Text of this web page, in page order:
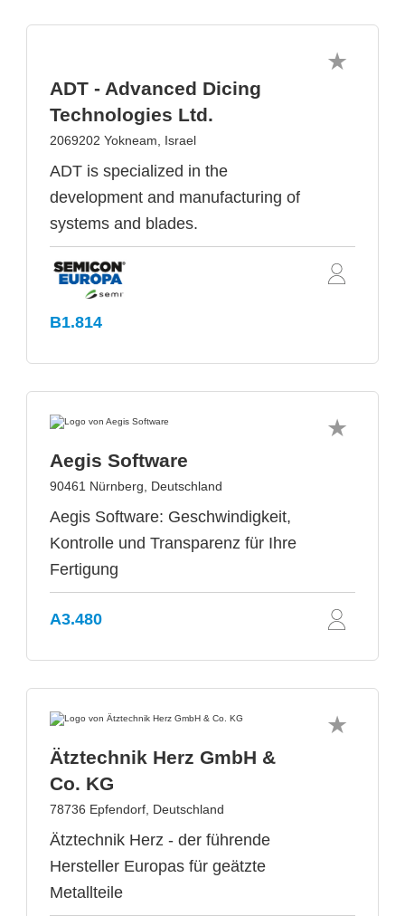
ADT - Advanced Dicing
Technologies Ltd.
2069202 Yokneam, Israel
ADT is specialized in the
development and manufacturing of
systems and blades.
B1.814
Aegis Software
90461 Nürnberg, Deutschland
Aegis Software: Geschwindigkeit,
Kontrolle und Transparenz für Ihre
Fertigung
A3.480
Ätztechnik Herz GmbH &
Co. KG
78736 Epfendorf, Deutschland
Ätztechnik Herz - der führende
Hersteller Europas für geätzte
Metallteile